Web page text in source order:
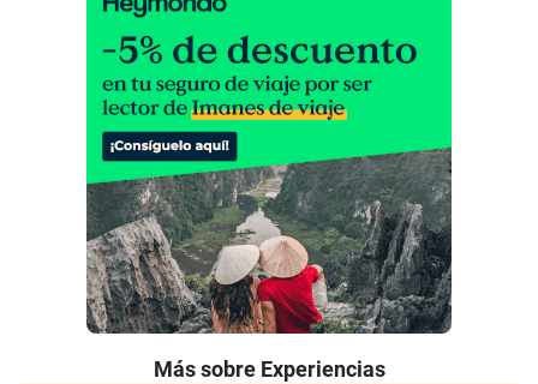
Más sobre Experiencias